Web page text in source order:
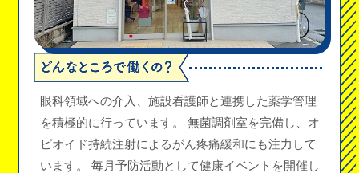
眼科領域への介入、施設看護師と連携した薬学管理
を積極的に行っています。 無菌調剤室を完備し、オ
ピオイド持続注射によるがん疼痛緩和にも注力して
います。 毎月予防活動として健康イベントを開催し